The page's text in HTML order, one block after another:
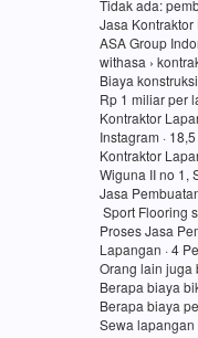
Tidak ada:
Jasa
ASA Group
withasa ›
Biaya
Rp 1 miliar per
Kontraktor
Instagram ·
Kontraktor
Wiguna II no 1,
Jasa
Sport Flooring
Proses Jasa
Lapangan · 4
Orang lain juga
Berapa biaya
Berapa biaya
Sewa